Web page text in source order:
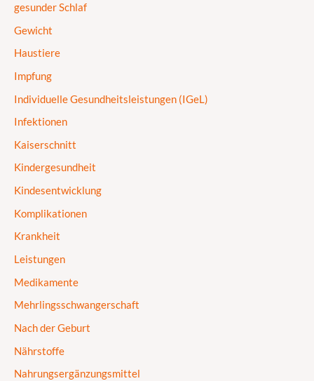
gesunder Schlaf
Gewicht
Haustiere
Impfung
Individuelle Gesundheitsleistungen (IGeL)
Infektionen
Kaiserschnitt
Kindergesundheit
Kindesentwicklung
Komplikationen
Krankheit
Leistungen
Medikamente
Mehrlingsschwangerschaft
Nach der Geburt
Nährstoffe
Nahrungsergänzungsmittel